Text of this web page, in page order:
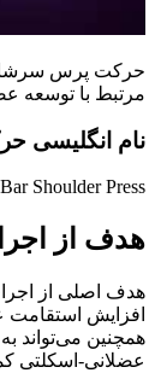
حرکت پرس
مرتبط با توسعه
نام انگلیسی
Shoulder Press
هدف از
هدف اصلی از
افزایش
همچنین می‌تواند
عضلانی-اسکلتی